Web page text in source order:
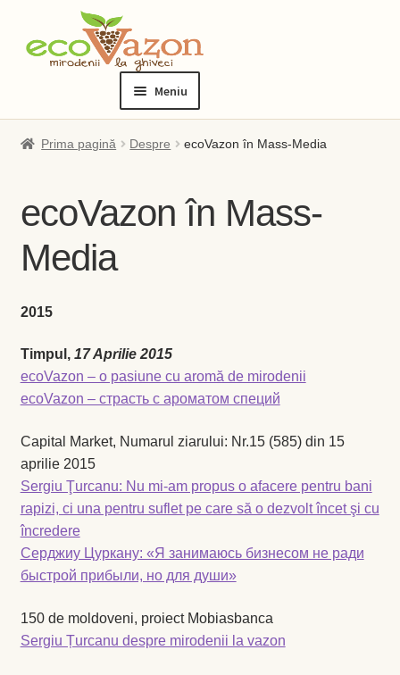
Sari
Sari
Meniu
Checkout
Contact
Checkout
Coș
Despre
ecoVazon în Mass-Media
Prima pagină Despre ecoVazon în Mass-Media
ecoVazon în Mass-
Media
2015
Timpul, 17 Aprilie 2015
ecoVazon – o pasiune cu aromă de mirodenii
ecoVazon – страсть с ароматом специй
Capital Market, Numarul ziarului: Nr.15 (585) din 15
aprilie 2015
Sergiu Ţurcanu: Nu mi-am propus o afacere pentru bani
rapizi, ci una pentru suflet pe care să o dezvolt încet şi cu
încredere
Серджиу Цуркану: «Я занимаюсь бизнесом не ради
быстрой прибыли, но для души»
150 de moldoveni, proiect Mobiasbanca
Sergiu Țurcanu despre mirodenii la vazon